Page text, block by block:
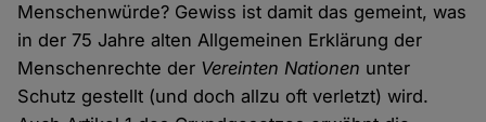
Menschenwürde? Gewiss ist damit das gemeint, was
in der 75 Jahre alten Allgemeinen Erklärung der
Menschenrechte der Vereinten Nationen unter
Schutz gestellt (und doch allzu oft verletzt) wird.